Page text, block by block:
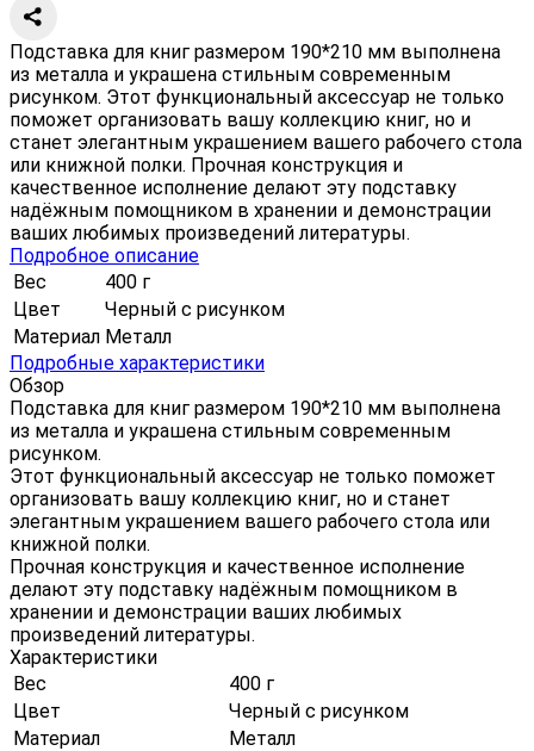
Подставка для книг размером 190*210 мм выполнена
из металла и украшена стильным современным
рисунком. Этот функциональный аксессуар не только
поможет организовать вашу коллекцию книг, но и
станет элегантным украшением вашего рабочего стола
или книжной полки. Прочная конструкция и
качественное исполнение делают эту подставку
надёжным помощником в хранении и демонстрации
ваших любимых произведений литературы.
Подробное описание
Вес
400 г
Цвет
Черный с рисунком
Материал Металл
Подробные характеристики
Обзор
Подставка для книг размером 190*210 мм выполнена
из металла и украшена стильным современным
рисунком.
Этот функциональный аксессуар не только поможет
организовать вашу коллекцию книг, но и станет
элегантным украшением вашего рабочего стола или
книжной полки.
Прочная конструкция и качественное исполнение
делают эту подставку надёжным помощником в
хранении и демонстрации ваших любимых
произведений литературы.
Характеристики
Вес
400 г
Цвет
Черный с рисунком
Материал
Металл